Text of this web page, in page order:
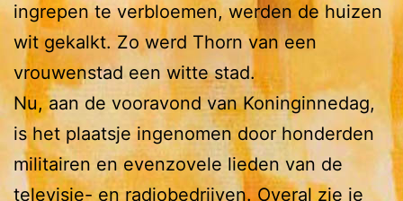
ingrepen te verbloemen, werden de huizen
wit gekalkt. Zo werd Thorn van een
vrouwenstad een witte stad.
Nu, aan de vooravond van Koninginnedag,
is het plaatsje ingenomen door honderden
militairen en evenzovele lieden van de
televisie- en radiobedrijven. Overal zie je